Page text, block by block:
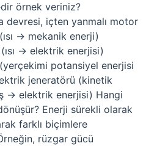
örnek veriniz?
devresi, içten yanmalı motor
→ mekanik enerji)
→ elektrik enerjisi)
potansiyel enerjisi
jeneratörü (kinetik
→ elektrik enerjisi) Hangi
Enerji sürekli olarak
farklı biçimlere
rüzgar gücü